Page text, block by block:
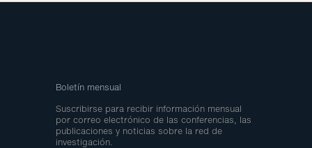
Boletín mensual
Suscribirse para recibir información mensual
por correo electrónico de las conferencias, las
publicaciones y noticias sobre la red de
investigación.